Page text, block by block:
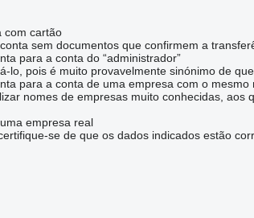
com cartão
sem documentos que confirmem a
para a conta do “administrador”
lo, pois é muito provavelmente sinónimo de
para a conta de uma empresa com o mesmo
nomes de empresas muito conhecidas,
empresa real
se de que os dados indicados estão